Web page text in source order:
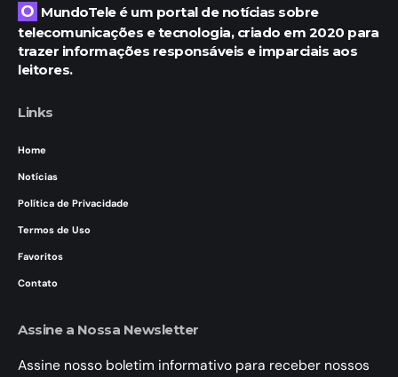
O MundoTele é um portal de notícias sobre
telecomunicações e tecnologia, criado em 2020 para
trazer informações responsáveis e imparciais aos
leitores.
Links
Home
Notícias
Política de Privacidade
Termos de Uso
Favoritos
Contato
Assine a Nossa Newsletter
Assine nosso boletim informativo para receber nossos